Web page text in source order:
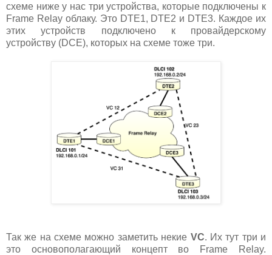
схеме ниже у нас три устройства, которые подключены к
Frame Relay облаку. Это DTE1, DTE2 и DTE3. Каждое их
этих устройств подключено к провайдерскому
устройству (DCE), которых на схеме тоже три.
Так же на схеме можно заметить некие VC. Их тут три и
это основополагающий концепт во Frame Relay.